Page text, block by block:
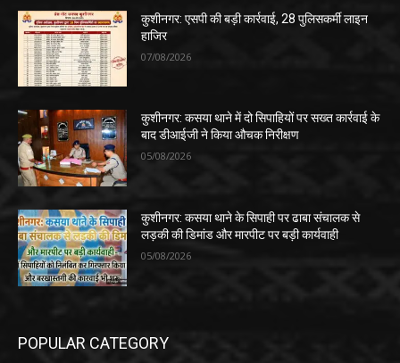
कुशीनगर: एसपी की बड़ी कार्रवाई, 28 पुलिसकर्मी लाइन
हाजिर
07/08/2026
कुशीनगर: कसया थाने में दो सिपाहियों पर सख्त कार्रवाई के
बाद डीआईजी ने किया औचक निरीक्षण
05/08/2026
कुशीनगर: कसया थाने के सिपाही पर ढाबा संचालक से
लड़की की डिमांड और मारपीट पर बड़ी कार्यवाही
05/08/2026
POPULAR CATEGORY